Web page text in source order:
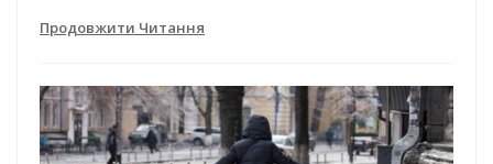
Продовжити Читання